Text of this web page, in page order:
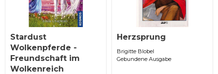
Stardust
Wolkenpferde -
Freundschaft im
Wolkenreich
Herzsprung
Brigitte Blobel
Gebundene Ausgabe